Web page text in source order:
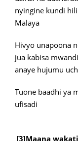
nyingine kundi
Malaya
Hivyo unapoona
jua kabisa
anaye hujumu
Tuone baadhi ya
ufisadi
[3]Maana